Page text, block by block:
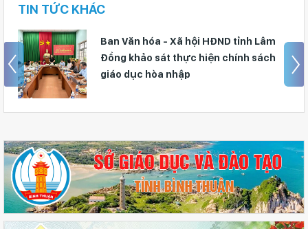
TIN TỨC KHÁC
Ban Văn hóa - Xã hội HĐND tỉnh Lâm
Đồng khảo sát thực hiện chính sách
giáo dục hòa nhập